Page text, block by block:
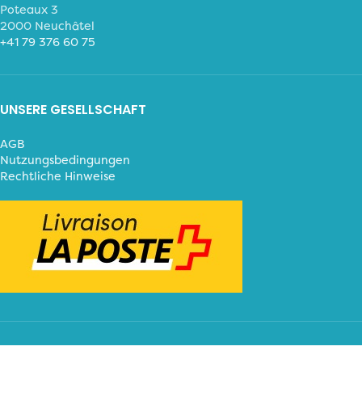
Poteaux 3
2000 Neuchâtel
+41 79 376 60 75
UNSERE GESELLSCHAFT
AGB
Nutzungsbedingungen
Rechtliche Hinweise